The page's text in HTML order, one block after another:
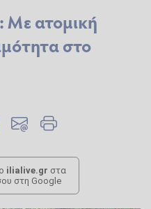
Με ατομική
στο
ilialive.gr στα
στη Google